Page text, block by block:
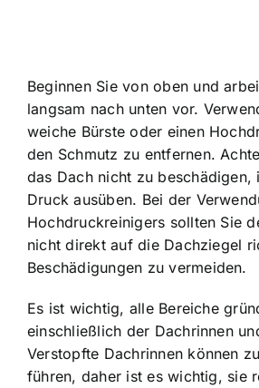
Beginnen Sie von oben und
langsam nach unten vor.
weiche Bürste oder einen
den Schmutz zu entfernen.
das Dach nicht zu beschädigen,
Druck ausüben. Bei der
Hochdruckreinigers sollten Sie
nicht direkt auf die Dachziegel
Beschädigungen zu vermeiden.
Es ist wichtig, alle Bereiche
einschließlich der Dachrinnen
Verstopfte Dachrinnen können
führen, daher ist es wichtig, sie